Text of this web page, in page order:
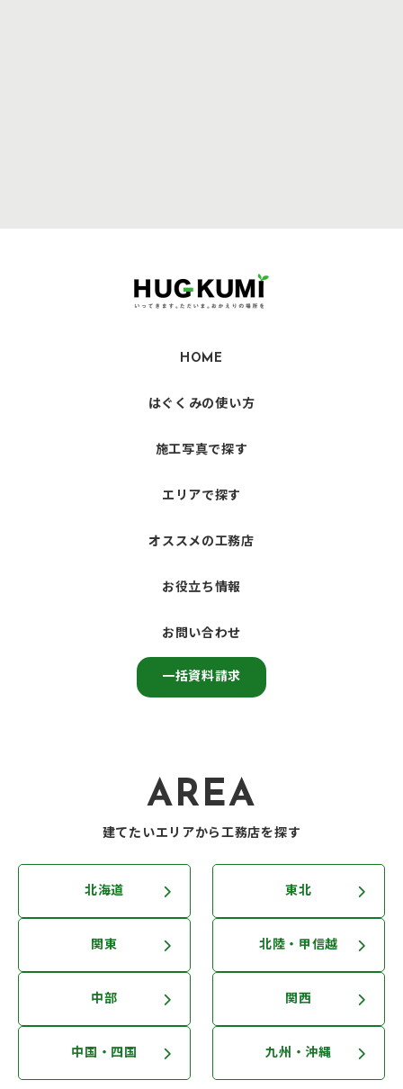
HOME
はぐくみの使い方
施工写真で探す
エリアで探す
オススメの工務店
お役立ち情報
お問い合わせ
一括資料請求
AREA
建てたいエリアから工務店を探す
北海道 東北
関東 北陸・甲信越
中部 関西
中国・四国 九州・沖縄